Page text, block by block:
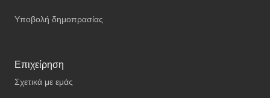
Υποβολή δημοπρασίας
Επιχείρηση
Σχετικά με εμάς